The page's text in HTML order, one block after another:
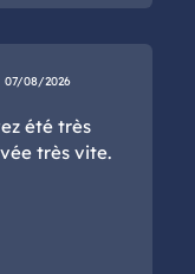
07/08/2026
été très
très vite.